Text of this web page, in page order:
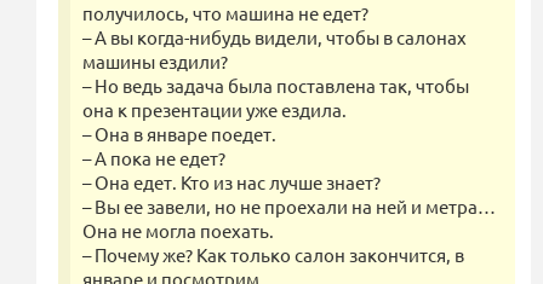
получилось, что машина не едет?
– А вы когда-нибудь видели, чтобы в салонах
машины ездили?
– Но ведь задача была поставлена так, чтобы
она к презентации уже ездила.
– Она в январе поедет.
– А пока не едет?
– Она едет. Кто из нас лучше знает?
– Вы ее завели, но не проехали на ней и метра…
Она не могла поехать.
– Почему же? Как только салон закончится, в
январе и посмотрим.